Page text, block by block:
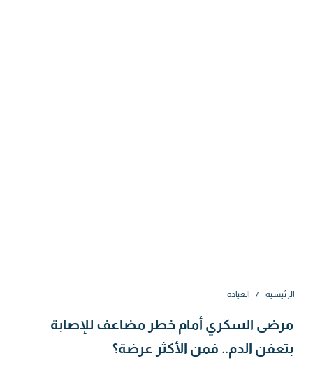
الرئيسية العيادة
مرضى السكري أمام خطر مضاعف للإصابة
بتعفن الدم.. فمن الأكثر عرضة؟